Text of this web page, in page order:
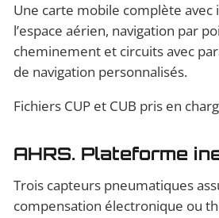
Une carte mobile complète avec
l’espace aérien, navigation par
cheminement et circuits avec
de navigation personnalisés.
Fichiers CUP et CUB pris en
AHRS. Plateforme
Trois capteurs pneumatiques
compensation électronique ou